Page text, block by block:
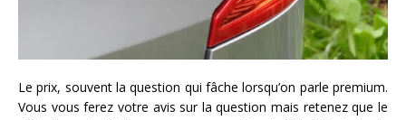
Le prix, souvent la question qui fâche lorsqu’on parle premium.
Vous vous ferez votre avis sur la question mais retenez que le